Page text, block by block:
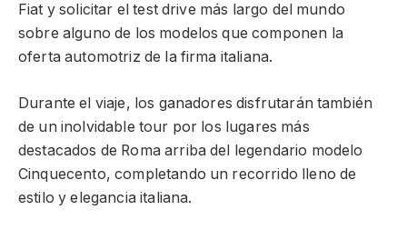
Fiat y solicitar el test drive más largo del mundo
sobre alguno de los modelos que componen la
oferta automotriz de la firma italiana.
Durante el viaje, los ganadores disfrutarán también
de un inolvidable tour por los lugares más
destacados de Roma arriba del legendario modelo
Cinquecento, completando un recorrido lleno de
estilo y elegancia italiana.